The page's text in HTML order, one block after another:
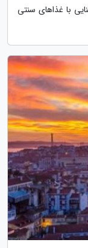
با غذاهای سنتی